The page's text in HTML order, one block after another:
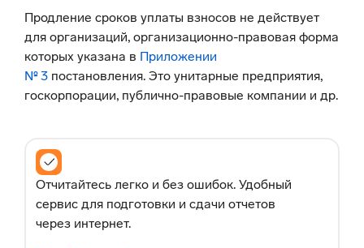
Продление сроков уплаты взносов не действует
для организаций, организационно-правовая форма
которых указана в Приложении
№ 3 постановления. Это унитарные предприятия,
госкорпорации, публично-правовые компании и др.
Отчитайтесь легко и без ошибок. Удобный
сервис для подготовки и сдачи отчетов
через интернет.